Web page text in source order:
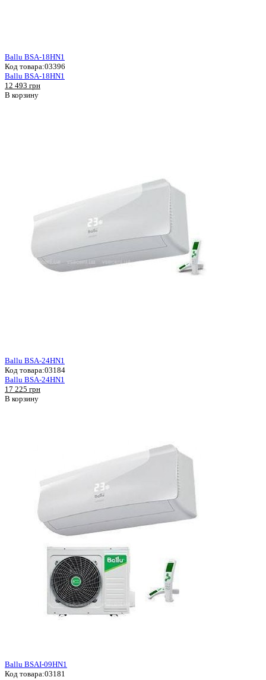
Ballu BSA-18HN1
Код товара:03396
Ballu BSA-18HN1
12 493 грн
В корзину
Ballu BSA-24HN1
Код товара:03184
Ballu BSA-24HN1
17 225 грн
В корзину
Ballu BSAI-09HN1
Код товара:03181